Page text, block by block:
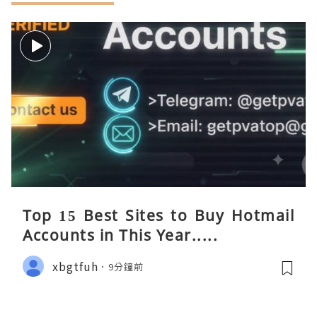
Top 15 Best Sites to Buy Hotmail
Accounts in This Year.....
xbgtfuh 9分鐘前